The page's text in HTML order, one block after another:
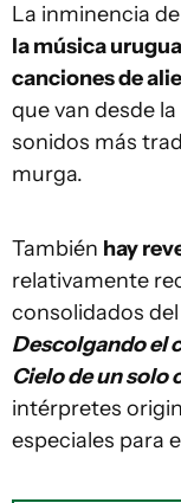
La inminencia
la música
canciones de
que van desde
sonidos más
murga.
También hay
relativamente
consolidados
Descolgando el
Cielo de un solo
intérpretes
especiales para